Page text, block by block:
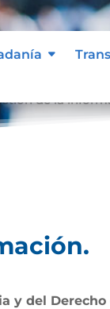
y del